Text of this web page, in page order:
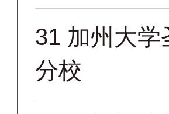
31 加州大学
分校